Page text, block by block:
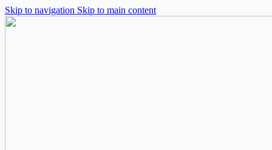
Skip to navigation Skip to main content